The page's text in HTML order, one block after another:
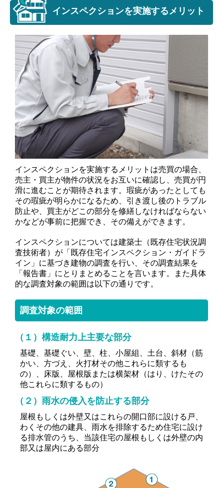
インスペクションを実施するメリット
インスペクションを実施するメリットは売買の場合、
売主・買主が物件の状況をお互いに確認し、売買が円
滑に進むことが期待されます。瑕疵があったとしても
その瑕疵が明らかになるため、引き渡し後のトラブル
防止や、買主がどこの部分を修繕しなければならない
かなどが事前に把握でき、その備えができます。
インスペクションについては建築士（既存住宅状況調
査技術者）が「既存住宅インスペクション・ガイドラ
イン」に基づき建物の調査を行い、その調査結果を
「報告書」にとりまとめることを言います。また具体
的な調査対象の範囲は以下の通りです。
調査対象の範囲
（１）構造耐力上主要な部分
基礎、基礎ぐい、壁、柱、小屋組、土台、斜材（筋
かい、方づえ、火打材その他これらに類するも
の）、床版、屋根版または横架材（はり、けたその
他これらに類するもの）
（２）雨水の侵入を防止する部分
屋根もしくは外壁又はこれらの開口部に設ける戸、
わくその他の建具、雨水を排除するため住宅に設け
る排水管のうち、当該住宅の屋根もしくは外壁の内
部又は屋内にある部分